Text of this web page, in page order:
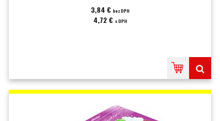
3,84 € bez DPH
4,72 € s DPH